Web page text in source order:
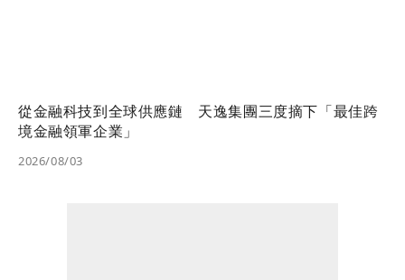
從金融科技到全球供應鏈 天逸集團三度摘下「最佳跨
境金融領軍企業」
2026/08/03